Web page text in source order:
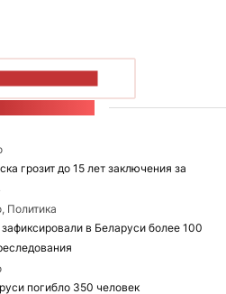
грозит до 15 лет заключения за
Политика
в Беларуси более 100
погибло 350 человек